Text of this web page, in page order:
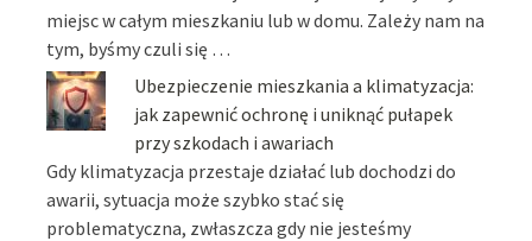
miejsc w całym mieszkaniu lub w domu. Zależy nam na
tym, byśmy czuli się …
Ubezpieczenie mieszkania a klimatyzacja:
jak zapewnić ochronę i uniknąć pułapek
przy szkodach i awariach
Gdy klimatyzacja przestaje działać lub dochodzi do
awarii, sytuacja może szybko stać się
problematyczna, zwłaszcza gdy nie jesteśmy